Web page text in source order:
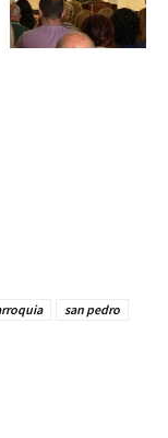
san pedro